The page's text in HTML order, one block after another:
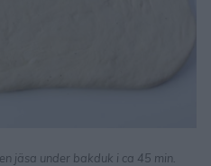
jäsa under bakduk i ca 45 min.